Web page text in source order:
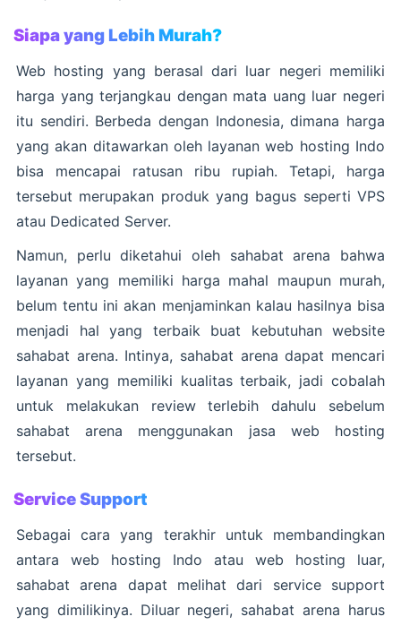
Siapa yang Lebih Murah?
Web hosting yang berasal dari luar negeri memiliki
harga yang terjangkau dengan mata uang luar negeri
itu sendiri. Berbeda dengan Indonesia, dimana harga
yang akan ditawarkan oleh layanan web hosting Indo
bisa mencapai ratusan ribu rupiah. Tetapi, harga
tersebut merupakan produk yang bagus seperti VPS
atau Dedicated Server.
Namun, perlu diketahui oleh sahabat arena bahwa
layanan yang memiliki harga mahal maupun murah,
belum tentu ini akan menjaminkan kalau hasilnya bisa
menjadi hal yang terbaik buat kebutuhan website
sahabat arena. Intinya, sahabat arena dapat mencari
layanan yang memiliki kualitas terbaik, jadi cobalah
untuk melakukan review terlebih dahulu sebelum
sahabat arena menggunakan jasa web hosting
tersebut.
Service Support
Sebagai cara yang terakhir untuk membandingkan
antara web hosting Indo atau web hosting luar,
sahabat arena dapat melihat dari service support
yang dimilikinya. Diluar negeri, sahabat arena harus